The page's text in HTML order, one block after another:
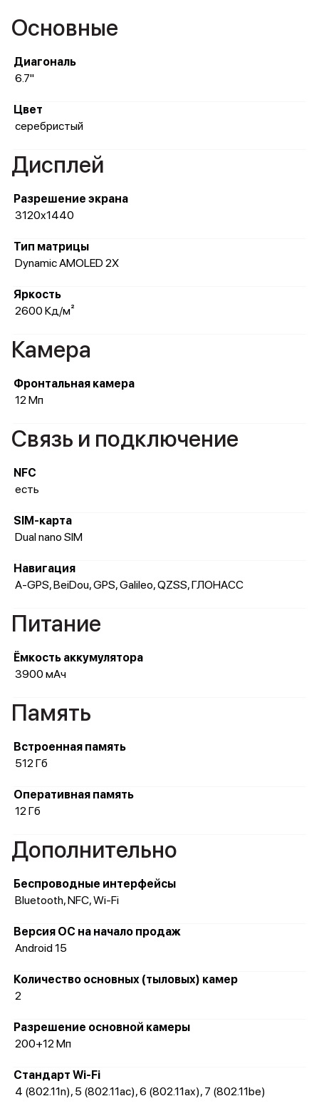
Основные
Диагональ
6.7"
Цвет
серебристый
Дисплей
Разрешение экрана
3120x1440
Тип матрицы
Dynamic AMOLED 2X
Яркость
2600 Кд/м²
Камера
Фронтальная камера
12 Мп
Связь и подключение
NFC
есть
SIM-карта
Dual nano SIM
Навигация
A-GPS, BeiDou, GPS, Galileo, QZSS, ГЛОНАСС
Питание
Ёмкость аккумулятора
3900 мАч
Память
Встроенная память
512 Гб
Оперативная память
12 Гб
Дополнительно
Беспроводные интерфейсы
Bluetooth, NFC, Wi-Fi
Версия ОС на начало продаж
Android 15
Количество основных (тыловых) камер
2
Разрешение основной камеры
200+12 Мп
Стандарт Wi-Fi
4 (802.11n), 5 (802.11ac), 6 (802.11ax), 7 (802.11be)